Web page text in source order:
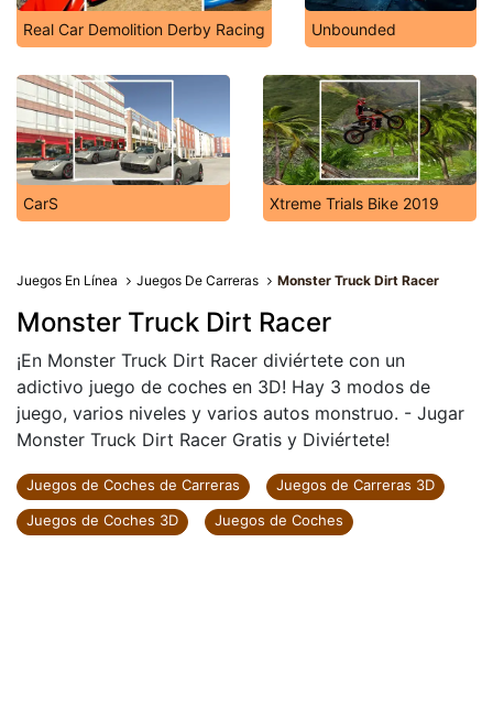
Real Car Demolition Derby Racing Unbounded
CarS Xtreme Trials Bike 2019
Juegos En Línea Juegos De Carreras Monster Truck Dirt Racer
Monster Truck Dirt Racer
¡En Monster Truck Dirt Racer diviértete con un
adictivo juego de coches en 3D! Hay 3 modos de
juego, varios niveles y varios autos monstruo. - Jugar
Monster Truck Dirt Racer Gratis y Diviértete!
Juegos de Coches de Carreras
Juegos de Carreras 3D
Juegos de Coches 3D
Juegos de Coches